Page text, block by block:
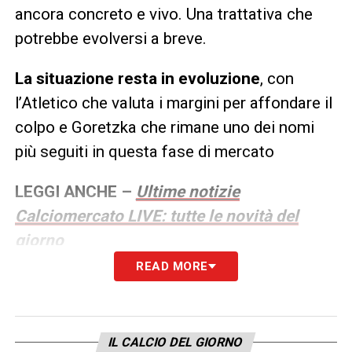
ancora concreto e vivo. Una trattativa che
potrebbe evolversi a breve.
La situazione resta in evoluzione, con
l’Atletico che valuta i margini per affondare il
colpo e Goretzka che rimane uno dei nomi
più seguiti in questa fase di mercato
LEGGI ANCHE – Ultime notizie
Calciomercato LIVE: tutte le novità del
giorno
READ MORE
IL CALCIO DEL GIORNO